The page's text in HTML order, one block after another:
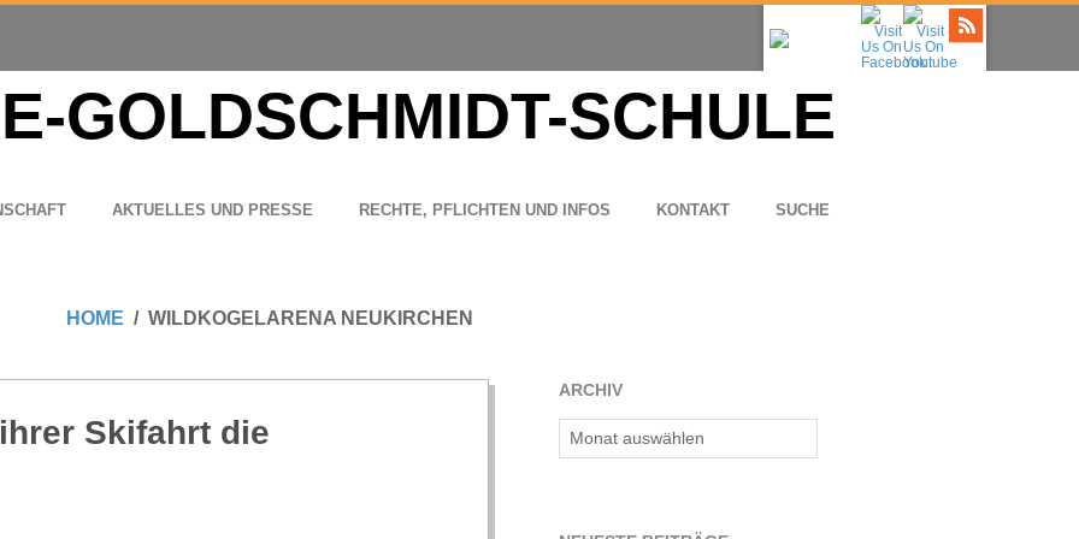
AKTU­EL­LES UND PRESSE RECHTE, PFLICH­TEN UND INFOS KON­TAKT SUCHE
HOME WILDKOGELARENA NEUKIRCHEN
Ski­fahrt die
ARCHIV
Archiv